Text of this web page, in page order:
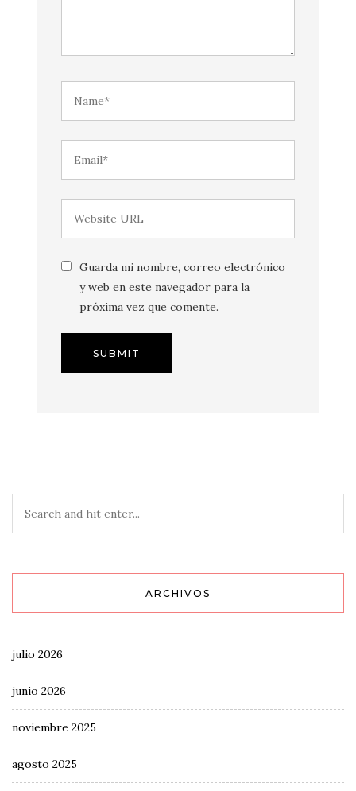
Guarda mi nombre, correo electrónico
y web en este navegador para la
próxima vez que comente.
ARCHIVOS
julio 2026
junio 2026
noviembre 2025
agosto 2025